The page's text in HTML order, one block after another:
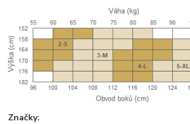
Značky: